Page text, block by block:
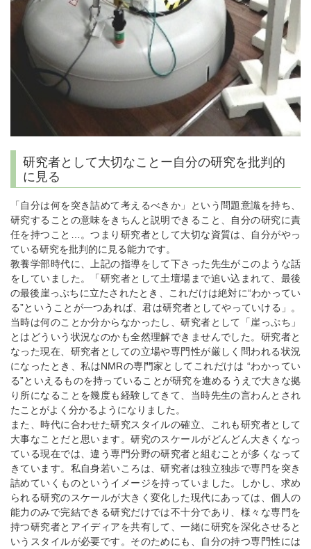
研究者として大切なことー自分の研究を批判的
に見る
「自分は何を突き詰めて考えるべきか」という問題意識を持ち、
研究することの意味をきちんと説明できること、自分の研究に責
任を持つこと…。つまり研究者として大切な資質は、自分がやっ
ている研究を批判的に見る能力です。
教養学部時代に、上記の指導をして下さった先生がこのような話
をしていました。「研究者として土壇場まで追い込まれて、最後
の最後崖っぷちに立たされたとき、これだけは絶対に“わかってい
る”ということが一つあれば、君は研究者としてやっていける」。
当時は何のことか分からなかったし、研究者として「崖っぷち」
とはどういう状況なのかも全然理解できませんでした。研究者と
なった現在、研究者としての立場や専門性が厳しく問われる状況
になったとき、私はNMRの専門家としてこれだけは “わかってい
る”といえるものを持っていることが研究を進めるうえで大きな拠
り所になることを幾度も経験してきて、当時先生の言わんとされ
たことがよく分かるようになりました。
また、時代に合わせた研究スタイルの確立、これも研究者として
大事なことだと思います。研究のスケールがどんどん大きくなっ
ている現在では、違う専門分野の研究者と組むことが多くなって
きています。私自身若いころは、研究者は独立独歩で専門を突き
詰めていくものというイメージを持っていました。しかし、求め
られる研究のスケールが大きく変化した現代にあっては、個人の
能力のみで完結できる研究だけでは不十分であり、様々な専門を
持つ研究者とアイディアを共有して、一緒に研究を深化させると
いうスタイルが必要です。そのためにも、自分の持つ専門性には